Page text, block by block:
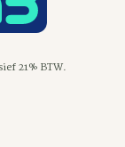
21% BTW.